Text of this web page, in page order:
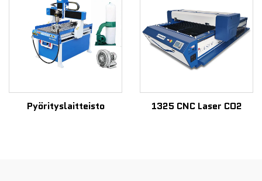
Pyörityslaitteisto 1325 CNC Laser CO2